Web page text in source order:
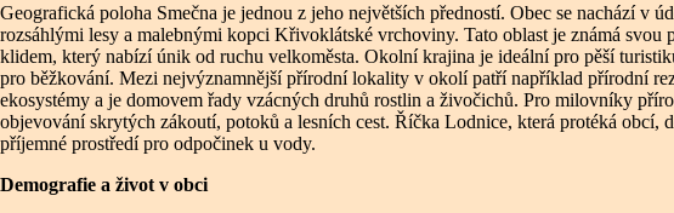
Geografická poloha Smečna je jednou z jeho největších předností. Obec se nachází v
rozsáhlými lesy a malebnými kopci Křivoklátské vrchoviny. Tato oblast je známá svou
klidem, který nabízí únik od ruchu velkoměsta. Okolní krajina je ideální pro pěší
pro běžkování. Mezi nejvýznamnější přírodní lokality v okolí patří například přírodní
ekosystémy a je domovem řady vzácných druhů rostlin a živočichů. Pro milovníky
objevování skrytých zákoutí, potoků a lesních cest. Říčka Lodnice, která protéká obcí,
příjemné prostředí pro odpočinek u vody.
Demografie a život v obci